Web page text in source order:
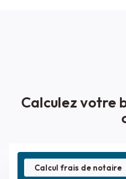
Montant minimum
estimé des
d'énergie pour un
usage standard
Calculez votre
Calcul frais de notaire